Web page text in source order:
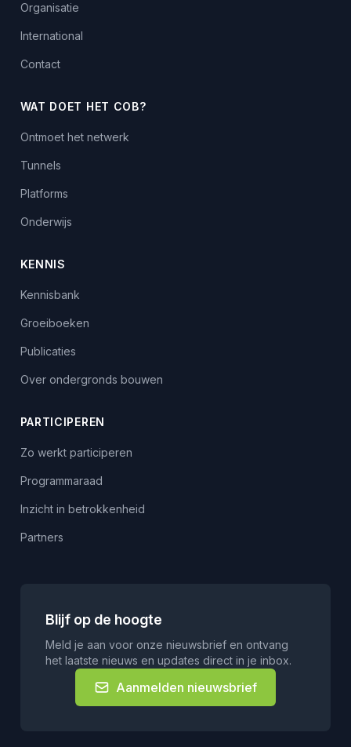
Organisatie
International
Contact
WAT DOET HET COB?
Ontmoet het netwerk
Tunnels
Platforms
Onderwijs
KENNIS
Kennisbank
Groeiboeken
Publicaties
Over ondergronds bouwen
PARTICIPEREN
Zo werkt participeren
Programmaraad
Inzicht in betrokkenheid
Partners
Blijf op de hoogte
Meld je aan voor onze nieuwsbrief en ontvang
het laatste nieuws en updates direct in je inbox.
Aanmelden nieuwsbrief